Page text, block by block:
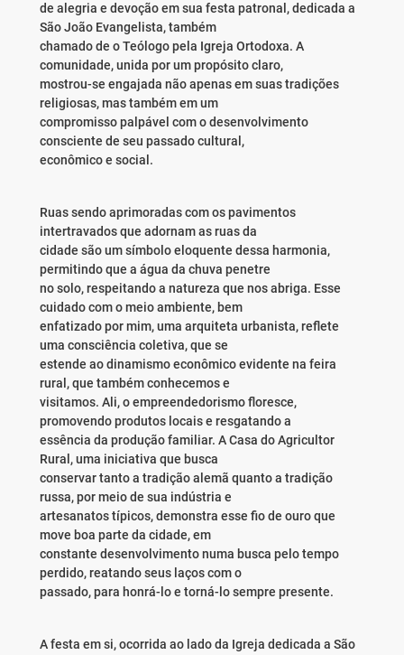
de alegria e devoção em sua festa patronal, dedicada a
São João Evangelista, também
chamado de o Teólogo pela Igreja Ortodoxa. A
comunidade, unida por um propósito claro,
mostrou-se engajada não apenas em suas tradições
religiosas, mas também em um
compromisso palpável com o desenvolvimento
consciente de seu passado cultural,
econômico e social.
Ruas sendo aprimoradas com os pavimentos
intertravados que adornam as ruas da
cidade são um símbolo eloquente dessa harmonia,
permitindo que a água da chuva penetre
no solo, respeitando a natureza que nos abriga. Esse
cuidado com o meio ambiente, bem
enfatizado por mim, uma arquiteta urbanista, reflete
uma consciência coletiva, que se
estende ao dinamismo econômico evidente na feira
rural, que também conhecemos e
visitamos. Ali, o empreendedorismo floresce,
promovendo produtos locais e resgatando a
essência da produção familiar. A Casa do Agricultor
Rural, uma iniciativa que busca
conservar tanto a tradição alemã quanto a tradição
russa, por meio de sua indústria e
artesanatos típicos, demonstra esse fio de ouro que
move boa parte da cidade, em
constante desenvolvimento numa busca pelo tempo
perdido, reatando seus laços com o
passado, para honrá-lo e torná-lo sempre presente.
A festa em si, ocorrida ao lado da Igreja dedicada a São